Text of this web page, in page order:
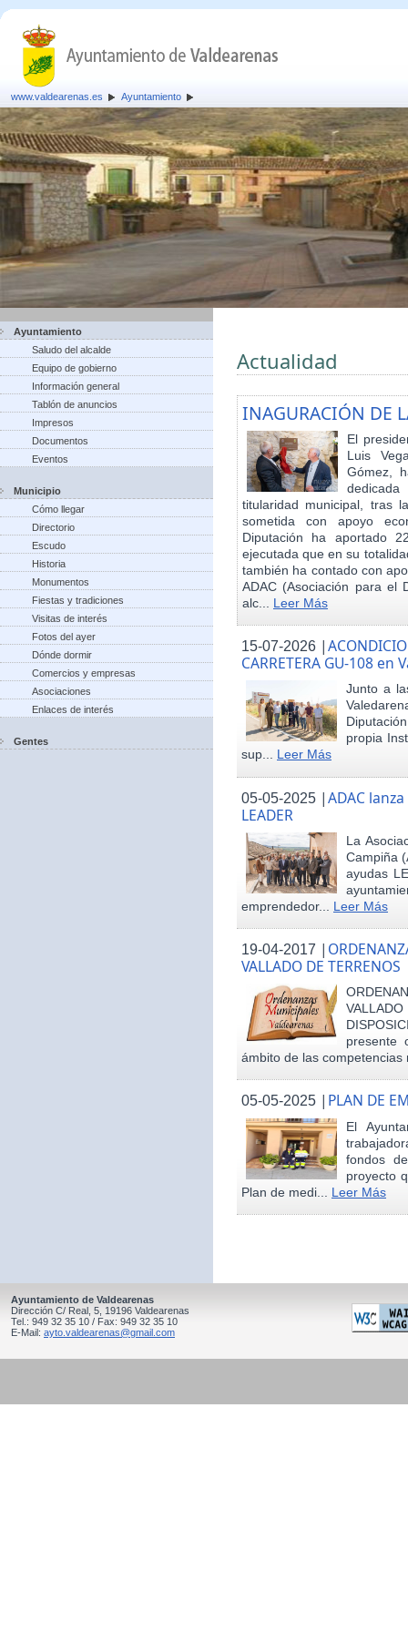
www.valdearenas.es Ayuntamiento
Ayuntamiento
Saludo del alcalde
Equipo de gobierno
Información general
Tablón de anuncios
Impresos
Documentos
Eventos
Municipio
Cómo llegar
Directorio
Escudo
Historia
Monumentos
Fiestas y tradiciones
Visitas de interés
Fotos del ayer
Dónde dormir
Comercios y empresas
Asociaciones
Enlaces de interés
Gentes
Actualidad
INAGURACIÓN DE
El
Luis
Gómez,
titularidad municipal, tras
sometida con apoyo
Diputación ha aportado
ejecutada que en su
también ha contado con
ADAC (Asociación para el
alc... Leer Más
15-07-2026 |
CARRETERA GU-108 en
Junto a
propia
sup... Leer Más
05-05-2025 |ADAC
LEADER
La
Campiña
ayudas
emprendedor... Leer Más
19-04-2017 |
VALLADO DE TERRENOS
presente
ámbito de las
05-05-2025 | PLAN DE
El
fondos
proyecto
Plan de medi... Leer Más
Ayuntamiento de Valdearenas
Dirección C/ Real, 5, 19196 Valdearenas
Tel.: 949 32 35 10 / Fax: 949 32 35 10
E-Mail: ayto.valdearenas@gmail.com